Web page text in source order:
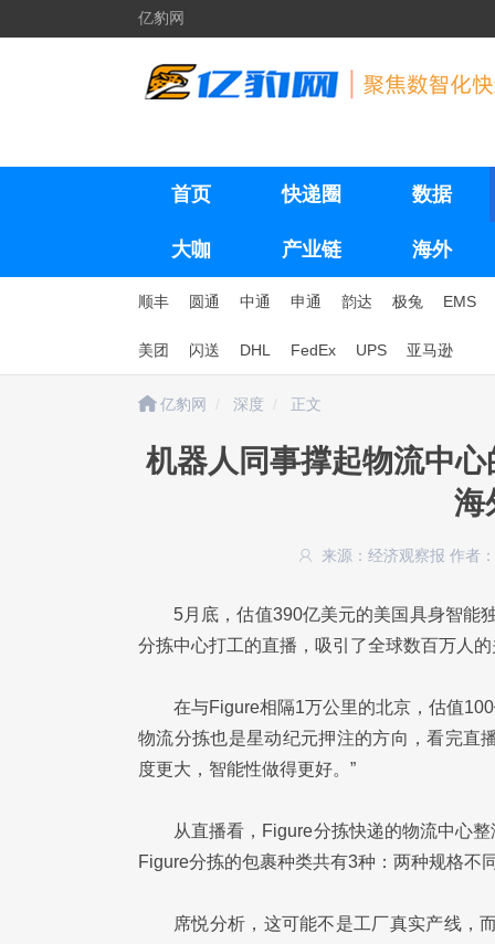
亿豹网
首页 快递圈 数据
大咖 产业链 海外
顺丰 圆通 中通 申通 韵达 极兔 EMS
美团 闪送 DHL FedEx UPS 亚马逊
亿豹网 深度 正文
机器人同事撑起物流中
海
来源：经济观察报 作者
5月底，估值390亿美元的美国具身智能
分拣中心打工的直播，吸引了全球数百万人
在与Figure相隔1万公里的北京，估值
物流分拣也是星动纪元押注的方向，看完直
度更大，智能性做得更好。”
从直播看，Figure分拣快递的物流中心
Figure分拣的包裹种类共有3种：两种规格不
席悦分析，这可能不是工厂真实产线，